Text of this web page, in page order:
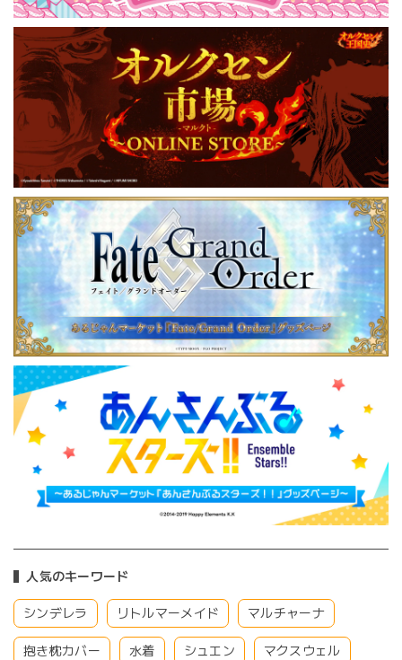
人気のキーワード
シンデレラ リトルマーメイド マルチャーナ
抱き枕カバー 水着 シュエン マクスウェル